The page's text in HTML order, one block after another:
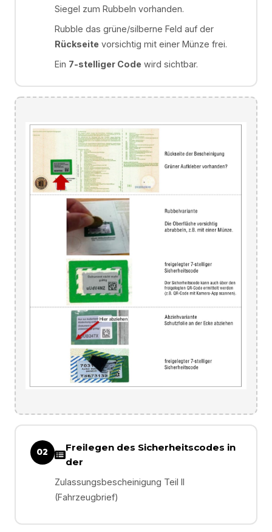
Siegel zum Rubbeln vorhanden.
Rubble das grüne/silberne Feld auf der
Rückseite vorsichtig mit einer Münze frei.
Ein 7-stelliger Code wird sichtbar.
02
Freilegen des Sicherheitscodes in
der
Zulassungsbescheinigung Teil II
(Fahrzeugbrief)